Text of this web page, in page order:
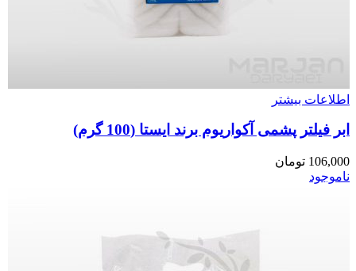
اطلاعات بیشتر
ابر فیلتر پشمی آکواریوم برند ایستا (100 گرم)
106,000 تومان
ناموجود